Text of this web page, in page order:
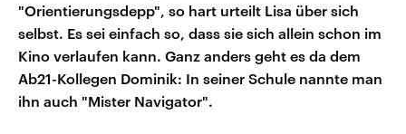
"Orientierungsdepp", so hart urteilt Lisa über sich
selbst. Es sei einfach so, dass sie sich allein schon im
Kino verlaufen kann. Ganz anders geht es da dem
Ab21-Kollegen Dominik: In seiner Schule nannte man
ihn auch "Mister Navigator".